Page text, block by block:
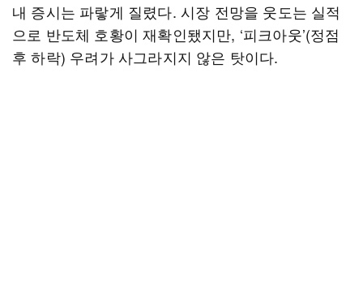
내 증시는 파랗게 질렸다. 시장 전망을 웃도는 실적
으로 반도체 호황이 재확인됐지만, ‘피크아웃’(정점
후 하락) 우려가 사그라지지 않은 탓이다.